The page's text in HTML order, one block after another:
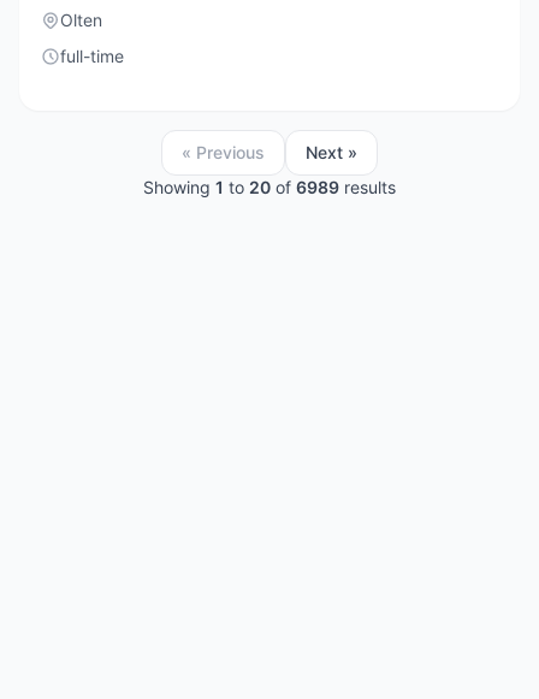
Olten
full-time
« Previous
Next »
Showing 1 to 20 of 6989 results